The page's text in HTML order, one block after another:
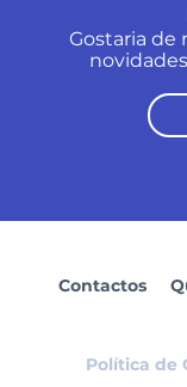
Gostaria de
Contactos
Política de